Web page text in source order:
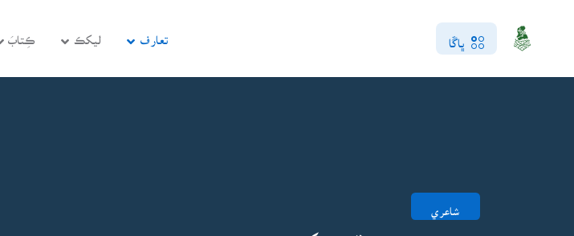
ڀاڱا تعارف ليکڪ ڪِتابَ
شاعري